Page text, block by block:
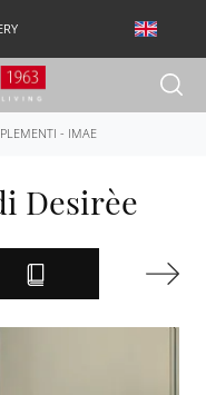
- IMAE
Desirèe